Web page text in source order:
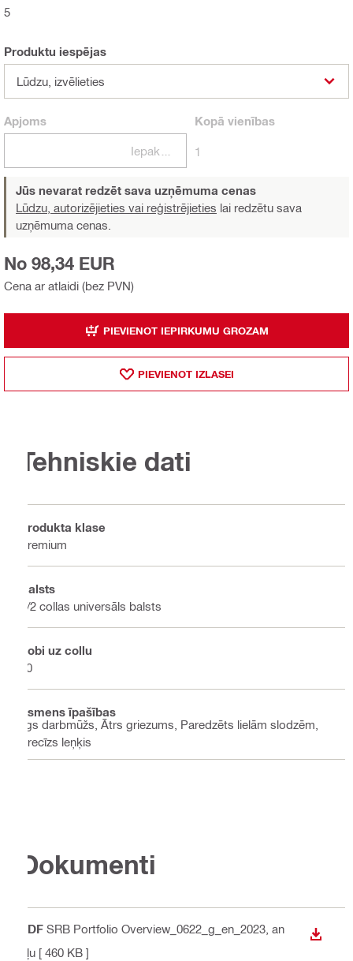
5
Produktu iespējas
Lūdzu, izvēlieties
Apjoms Kopā vienības
1
Jūs nevarat redzēt sava uzņēmuma cenas
Lūdzu, autorizējieties vai reģistrējieties lai redzētu sava
uzņēmuma cenas.
Cena ar atlaidi (bez PVN)
No 98,34 EUR
PIEVIENOT IEPIRKUMU GROZAM
PIEVIENOT IZLASEI
Tehniskie dati
Produkta klase
Premium
Balsts
1/2 collas universāls balsts
Zobi uz collu
10
Asmens īpašības
Ilgs darbmūžs, Ātrs griezums, Paredzēts lielām slodzēm,
Precīzs leņķis
Dokumenti
PDF SRB Portfolio Overview_0622_g_en_2023 , an
gļu [ 460 KB ]